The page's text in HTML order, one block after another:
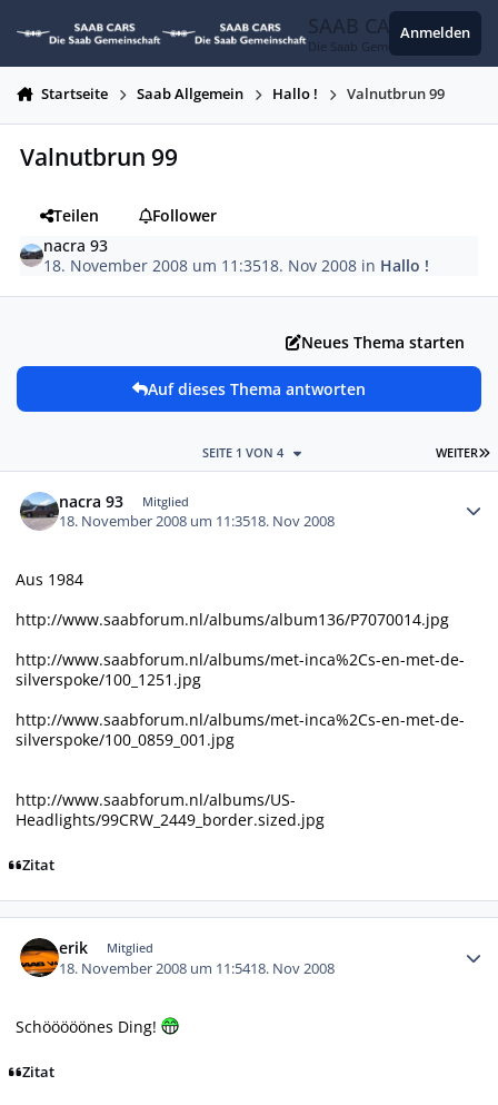
SAAB CARS
Die Saab Gemeinschaft
Anmelden
Startseite Saab Allgemein Hallo ! Valnutbrun 99
Valnutbrun 99
Teilen
Follower
nacra 93
18. November 2008 um 11:3518. Nov 2008 in Hallo !
Neues Thema starten
Auf dieses Thema antworten
WEITER
SEITE 1 VON 4
nacra 93 Mitglied
18. November 2008 um 11:3518. Nov 2008
Aus 1984
http://www.saabforum.nl/albums/album136/P7070014.jpg
http://www.saabforum.nl/albums/met-inca%2Cs-en-met-de-
silverspoke/100_1251.jpg
http://www.saabforum.nl/albums/met-inca%2Cs-en-met-de-
silverspoke/100_0859_001.jpg
http://www.saabforum.nl/albums/US-
Headlights/99CRW_2449_border.sized.jpg
Zitat
erik Mitglied
18. November 2008 um 11:5418. Nov 2008
Schööööönes Ding!
Zitat